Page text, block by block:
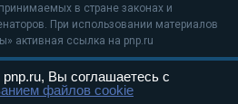
в стране законах и
При использовании материалов
активная ссылка на pnp.ru
применяютсярекомендательные
pnp.ru, Вы соглашаетесь с
файлов cookie